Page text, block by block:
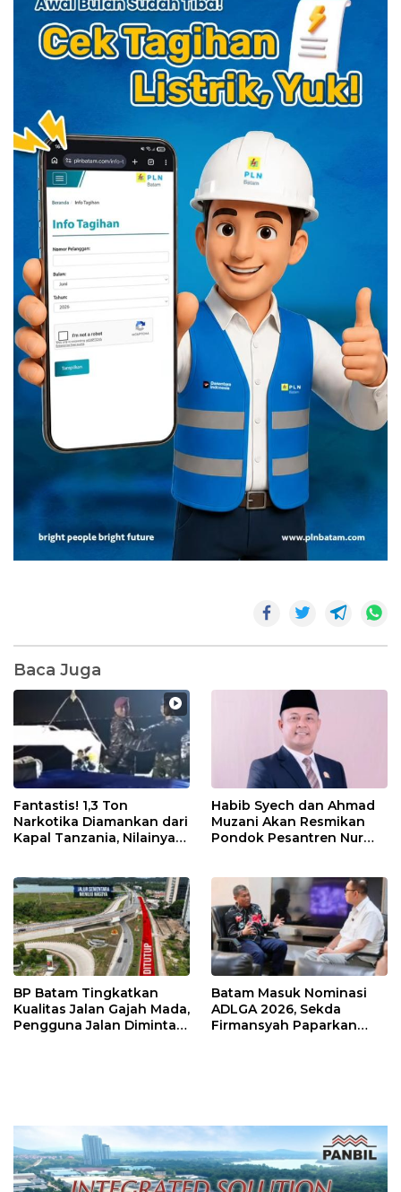
Baca Juga
Fantastis! 1,3 Ton
Narkotika Diamankan dari
Kapal Tanzania, Nilainya
Habib Syech dan Ahmad
Muzani Akan Resmikan
Pondok Pesantren Nur
BP Batam Tingkatkan
Kualitas Jalan Gajah Mada,
Pengguna Jalan Diminta
Batam Masuk Nominasi
ADLGA 2026, Sekda
Firmansyah Paparkan